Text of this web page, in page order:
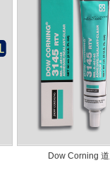
Dow Corning